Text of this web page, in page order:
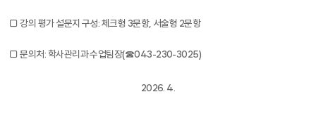
□강의 평가 설문지 구성:체크형3문항, 서술형 2문항
□문의처:학사관리과 수업팀장(☎043-230-3025)
2026. 4.